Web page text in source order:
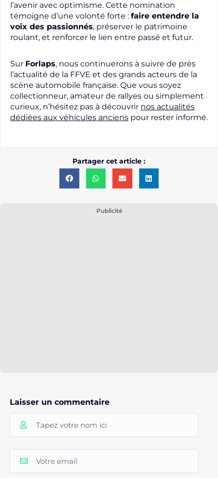
l’avenir avec optimisme. Cette nomination
témoigne d’une volonté forte : faire entendre la
voix des passionnés, préserver le patrimoine
roulant, et renforcer le lien entre passé et futur.
Sur Forlaps, nous continuerons à suivre de près
l’actualité de la FFVE et des grands acteurs de la
scène automobile française. Que vous soyez
collectionneur, amateur de rallyes ou simplement
curieux, n’hésitez pas à découvrir nos actualités
dédiées aux véhicules anciens pour rester informé.
Partager cet article :
Publicité
Laisser un commentaire